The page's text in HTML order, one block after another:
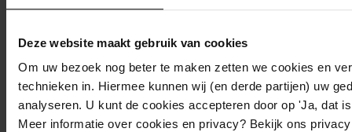
Deze website maakt gebruik van cookies
Om uw bezoek nog beter te maken zetten we cookies en
technieken in. Hiermee kunnen wij (en derde partijen) uw
analyseren. U kunt de cookies accepteren door op 'Ja, dat
Meer informatie over cookies en privacy? Bekijk ons
433Verbouw schuren, 1967
Verbouw winkel/woning, 1967
435Bouw garage/berging, 1967
Toon details van deze beschrijving
436Bouw trafostation, 1967